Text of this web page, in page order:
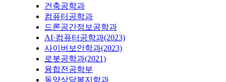
건축공학과
컴퓨터공학과
드론공간정보공학과
AI·컴퓨터공학과(2023)
사이버보안학과(2023)
로봇공학과(2021)
융합전공학부
동양상담복지학과